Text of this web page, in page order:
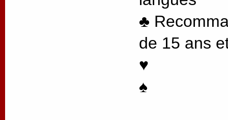
♣
de 15 ans
♥
♠